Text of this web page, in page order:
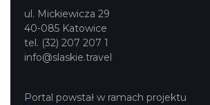
ul. Mickiewicza 29
40-085 Katowice
tel. (32) 207 207 1
info@slaskie.travel
Portal powstał w ramach projektu